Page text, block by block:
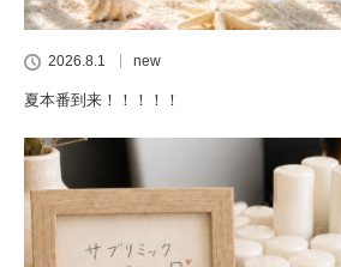
2026.8.1 new
夏本番到来！！！！！